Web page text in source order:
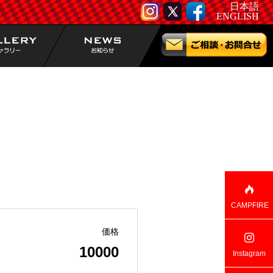
日本語
ENGLISH
価格
10000
CAMPFIRE
Instagram